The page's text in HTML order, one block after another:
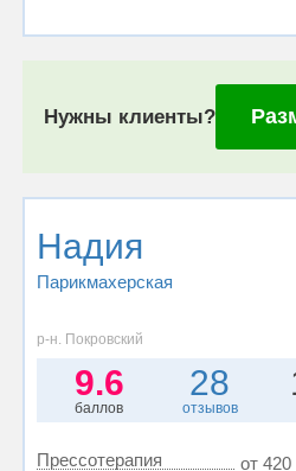
Нужны клиенты?
Надия
Парикмахерская
р-н. Покровский
9.6
баллов
28
отзывов
Прессотерапия от 420